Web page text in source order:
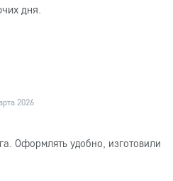
дня.
2026
Оформлять удобно, изготовили